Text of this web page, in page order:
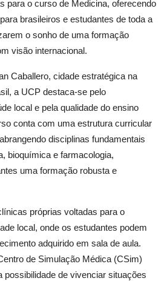
para o curso de Medicina, oferecendo
brasileiros e estudantes de toda a
o sonho de uma formação
visão internacional.
Caballero, cidade estratégica na
a UCP destaca-se pelo
local e pela qualidade do ensino
conta com uma estrutura curricular
disciplinas fundamentais
bioquímica e farmacologia,
uma formação robusta e
próprias voltadas para o
local, onde os estudantes podem
adquirido em sala de aula.
de Simulação Médica (CSim)
possibilidade de vivenciar situações